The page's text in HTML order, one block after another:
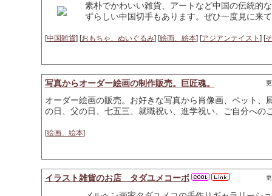
素朴でかわいい雑貨、アートなど中国の伝統的
ずらしい中国切手もあります。ぜひ一度見に来
[中国雑貨] [おもちゃ、ぬいぐるみ] [絵画、絵本] [アジアンテイスト ] [
写真からオーダー絵画の制作販売。巨匠魂。
オーダー絵画の販売。お好きな写真から肖像画、ペット
の日、父の日、七五三、就職祝い、進学祝い、ご自分への
[絵画、絵本]
イラスト雑貨のお店 タダユメコーボ